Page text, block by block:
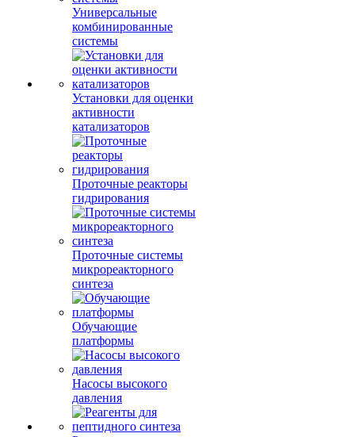
Универсальные
комбинированные
системы
Установки для оценки
активности
катализаторов
Проточные реакторы
гидрирования
Проточные системы
микрореакторного
синтеза
Обучающие
платформы
Насосы высокого
давления